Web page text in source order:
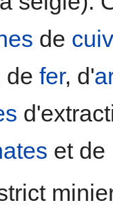
de
de fer, d'
et de